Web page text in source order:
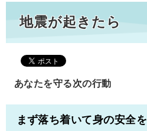
地震が起きたら
あなたを守る次の行動
まず落ち着いて身の安全を